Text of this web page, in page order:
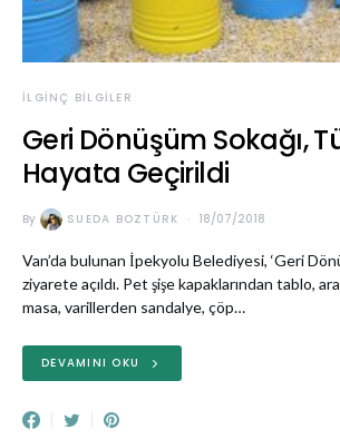
İLGINÇ BILGILER
Geri Dönüşüm Sokağı,
Hayata Geçirildi
By SUEDA BOZTÜRK 18/07/2018
Van’da bulunan İpekyolu Belediyesi, ‘Geri
ziyarete açıldı. Pet şişe kapaklarından tablo,
masa, varillerden sandalye, çöp…
DEVAMINI OKU